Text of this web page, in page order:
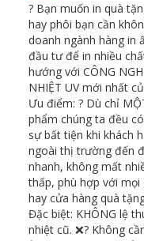
? Bạn muốn in quà
hay phôi bạn cần
doanh ngành hàng in
đầu tư để in nhiều
hướng với CÔNG
NHIỆT UV mới nhất
Ưu điểm: ? Dù chỉ
phẩm chúng ta đều
sự bất tiện khi khách
ngoài thị trường đến
nhanh, không mất
thấp, phù hợp với
hay cửa hàng quà
Đặc biệt: KHÔNG lệ
nhiệt cũ. ❌? Không